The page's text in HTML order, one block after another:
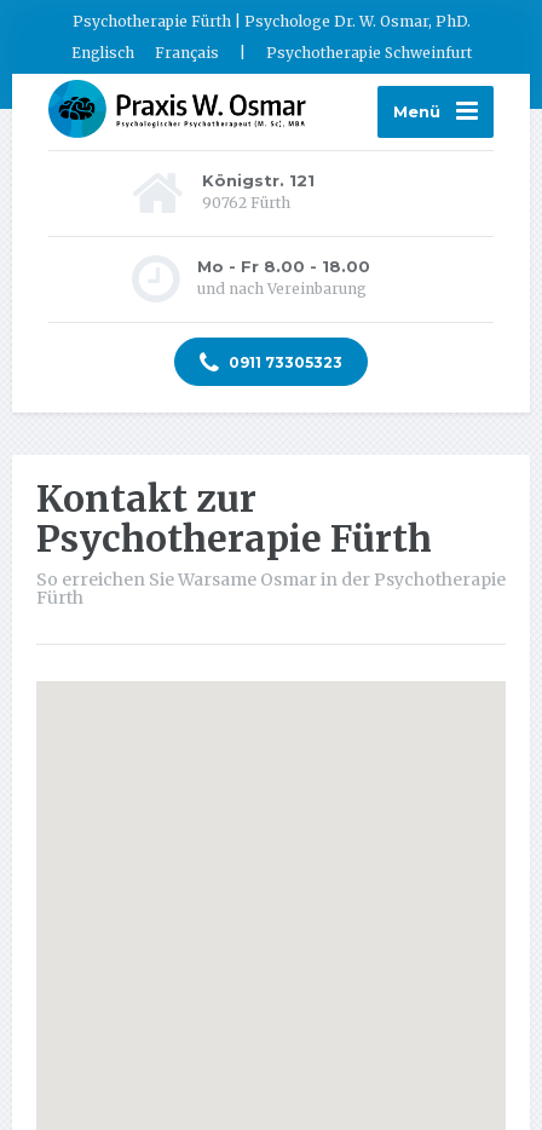
Psychotherapie Fürth | Psychologe Dr. W. Osmar, PhD.
Englisch
Français Psychotherapie Schweinfurt
Menü
Königstr. 121
90762 Fürth
Mo - Fr 8.00 - 18.00
und nach Vereinbarung
0911 73305323
Kontakt zur
Psychotherapie Fürth
So erreichen Sie Warsame Osmar in der Psychotherapie
Fürth